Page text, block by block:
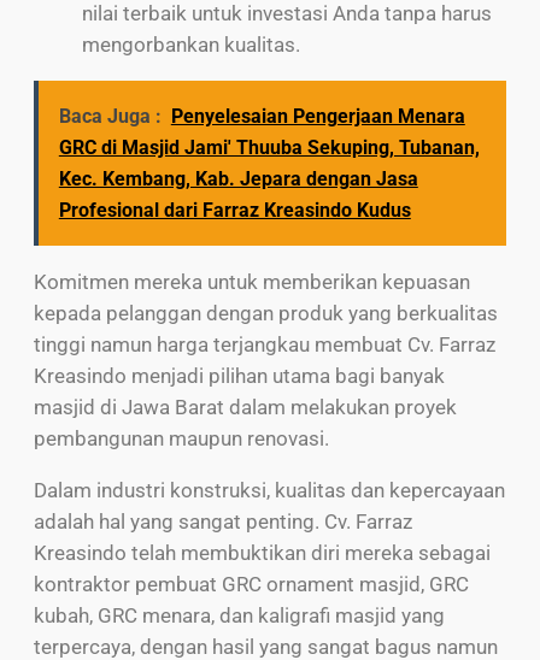
nilai terbaik untuk investasi Anda tanpa harus
mengorbankan kualitas.
Baca Juga :
Penyelesaian Pengerjaan Menara
GRC di Masjid Jami' Thuuba Sekuping, Tubanan,
Kec. Kembang, Kab. Jepara dengan Jasa
Profesional dari Farraz Kreasindo Kudus
Komitmen mereka untuk memberikan kepuasan
kepada pelanggan dengan produk yang berkualitas
tinggi namun harga terjangkau membuat Cv. Farraz
Kreasindo menjadi pilihan utama bagi banyak
masjid di Jawa Barat dalam melakukan proyek
pembangunan maupun renovasi.
Dalam industri konstruksi, kualitas dan kepercayaan
adalah hal yang sangat penting. Cv. Farraz
Kreasindo telah membuktikan diri mereka sebagai
kontraktor pembuat GRC ornament masjid, GRC
kubah, GRC menara, dan kaligrafi masjid yang
terpercaya, dengan hasil yang sangat bagus namun